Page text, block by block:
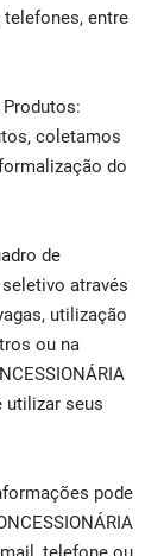
entre
coletamos
do
de
através
utilização
ou na
utilizar seus
pode